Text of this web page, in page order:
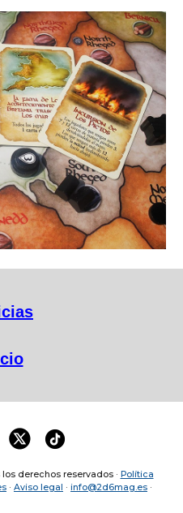
derechos reservados · Política
· Aviso legal · info@2d6mag.es ·